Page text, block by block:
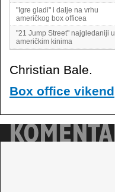
"Igre gladi" i dalje na vrhu
američkog box officea
"21 Jump Street" najgledaniji u
američkim kinima
Christian Bale.
Box office vikend